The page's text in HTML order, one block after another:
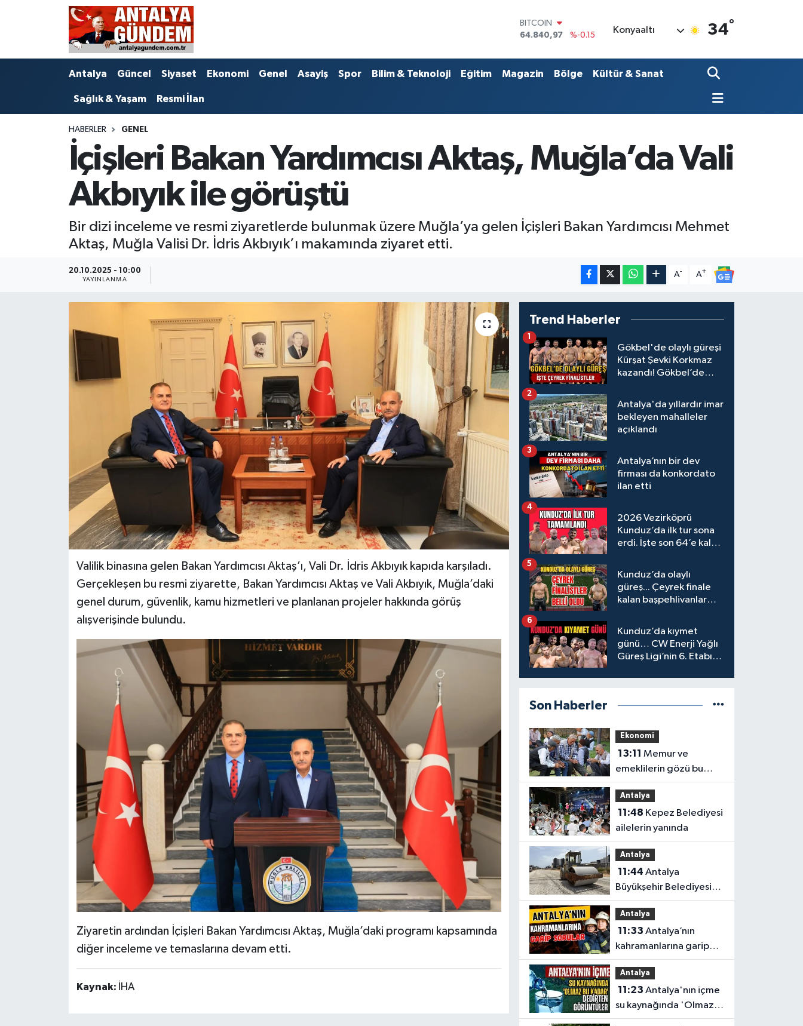
BITCOIN
64.840,97
%-0.15
55,2510
%0.32
GRAM ALTIN
13.779
%-14
Konyaaltı 34°
Antalya Güncel Siyaset Ekonomi Genel Asayiş Spor Bilim & Teknoloji Eğitim Magazin Bölge Kültür & Sanat
Sağlık & Yaşam Resmi İlan
HABERLER GENEL
İçişleri Bakan Yardımcısı Aktaş, Muğla’da Vali
Akbıyık ile görüştü
Bir dizi inceleme ve resmi ziyaretlerde bulunmak üzere Muğla’ya gelen İçişleri Bakan Yardımcısı Mehmet
Aktaş, Muğla Valisi Dr. İdris Akbıyık’ı makamında ziyaret etti.
20.10.2025 - 10:00
YAYINLANMA
A- A+
Valilik binasına gelen Bakan Yardımcısı Aktaş’ı, Vali Dr. İdris Akbıyık kapıda karşıladı.
Gerçekleşen bu resmi ziyarette, Bakan Yardımcısı Aktaş ve Vali Akbıyık, Muğla’daki
genel durum, güvenlik, kamu hizmetleri ve planlanan projeler hakkında görüş
alışverişinde bulundu.
Ziyaretin ardından İçişleri Bakan Yardımcısı Aktaş, Muğla’daki programı kapsamında
diğer inceleme ve temaslarına devam etti.
Kaynak: İHA
Trend Haberler
Gökbel'de olaylı güreşi
Kürşat Şevki Korkmaz
kazandı! Gökbel’de
Gürbüz elendi!
1
Antalya'da yıllardır imar
bekleyen mahalleler
açıklandı
2
Antalya’nın bir dev
firması da konkordato
ilan etti
3
2026 Vezirköprü
Kunduz’da ilk tur sona
erdi. İşte son 64’e kalan
4
Kunduz’da olaylı
güreş... Çeyrek finale
kalan başpehlivanlar
5
Kunduz’da kıymet
günü… CW Enerji Yağlı
Güreş Ligi’nin 6. Etabı
6
Son Haberler
Ekonomi
13:11
emeklilerin gözü bu
kararda
Antalya
11:48
ailelerin yanında
Antalya
11:44
Büyükşehir Belediyesi
düğmeye bastı
Antalya’da eş zamanlı
çalışma yapıldı
Antalya
11:33
kahramanlarına garip
sorular
Antalya
11:23
su kaynağında 'Olmaz
bu kadar 'dedirten
Antalya
Bilim & Teknoloji
Ekonomi
Magazin
Resmi İlan
Antalya Nöbetçi Eczaneler
Antalya Hava Durumu
Antalya Namaz Vakitleri
Antalya Trafik Yoğunluk Haritası
Süper Lig Puan Durumu ve Fikstür
Tüm Manşetler
Son Dakika Haberleri